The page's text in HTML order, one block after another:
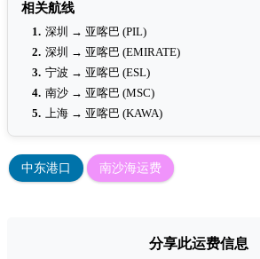
相关航线
1. 深圳 → 亚喀巴 (PIL)
2. 深圳 → 亚喀巴 (EMIRATE)
3. 宁波 → 亚喀巴 (ESL)
4. 南沙 → 亚喀巴 (MSC)
5. 上海 → 亚喀巴 (KAWA)
中东港口 南沙海运费
分享此运费信息